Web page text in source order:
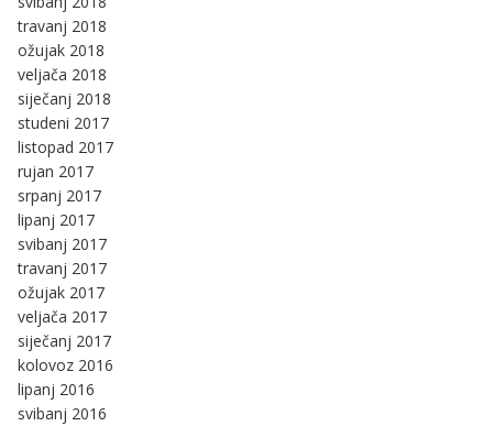
travanj 2018
ožujak 2018
veljača 2018
siječanj 2018
studeni 2017
listopad 2017
rujan 2017
srpanj 2017
lipanj 2017
svibanj 2017
travanj 2017
ožujak 2017
veljača 2017
siječanj 2017
kolovoz 2016
lipanj 2016
svibanj 2016